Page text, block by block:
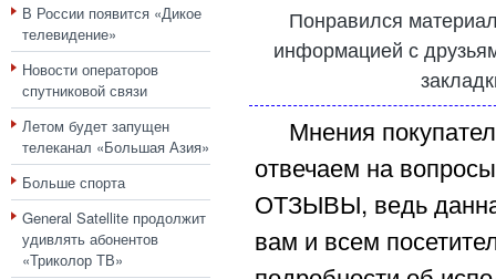
В России появится «Дикое
телевидение»
Новости операторов
спутниковой связи
Летом будет запущен
телеканал «Большая Азия»
Больше спорта
General Satellite продолжит
удивлять абонентов
«Триколор ТВ»
Понравился
информацией с
Мнения
отвечаем на
ОТЗЫВЫ, ведь
вам и всем